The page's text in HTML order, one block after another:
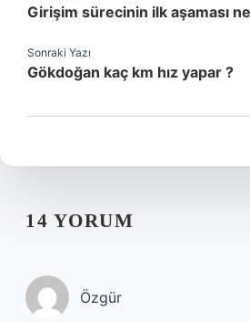
Girişim sürecinin ilk aşaması
Sonraki Yazı
Gökdoğan kaç km hız yapar ?
14 YORUM
Özgür